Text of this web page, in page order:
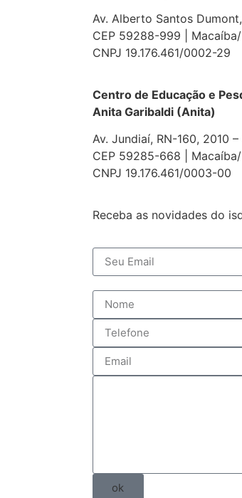
Av. Alberto Santos
CEP 59288-999 | Macaíba/
CNPJ 19.176.461/0002-29
Centro de Educação e
Anita Garibaldi (Anita)
Av. Jundiaí, RN-160, 2010
CEP 59285-668 | Macaíba/
CNPJ 19.176.461/0003-00
Receba as novidades do
ok